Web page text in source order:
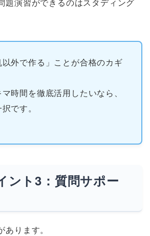
以外で作る」ことが合格のカギ
時間を徹底活用したいなら、
です。
ント3：質問サポー
ります。